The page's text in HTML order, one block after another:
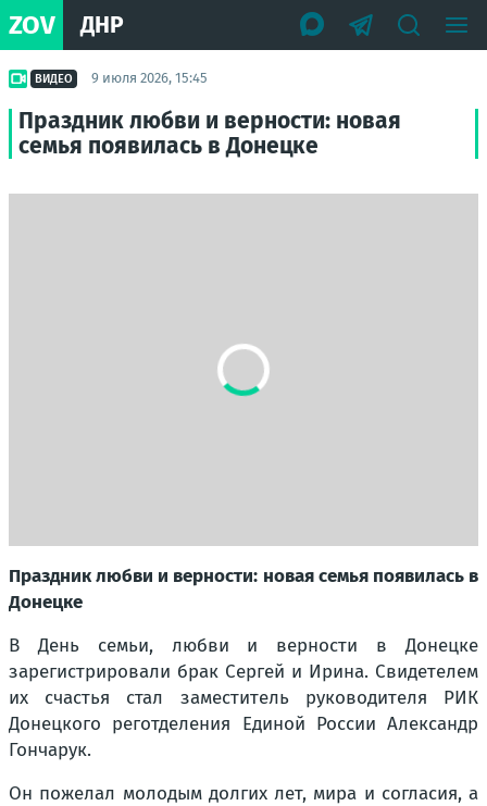
ZOV ДНР
ВИДЕО 9 июля 2026, 15:45
Праздник любви и верности: новая
семья появилась в Донецке
Праздник любви и верности: новая семья появилась в
Донецке
В День семьи, любви и верности в Донецке
зарегистрировали брак Сергей и Ирина. Свидетелем
их счастья стал заместитель руководителя РИК
Донецкого реготделения Единой России Александр
Гончарук.
Он пожелал молодым долгих лет, мира и согласия, а